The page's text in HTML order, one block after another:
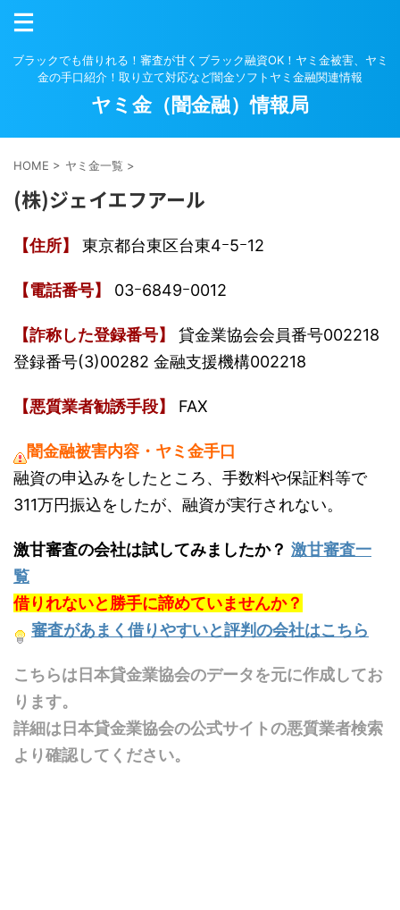
ブラックでも借りれる！審査が甘くブラック融資OK！ヤミ金被害、ヤミ
金の手口紹介！取り立て対応など闇金ソフトヤミ金融関連情報
ヤミ金（闇金融）情報局
HOME > ヤミ金一覧 >
(株)ジェイエフアール
【住所】 東京都台東区台東4ｰ5ｰ12
【電話番号】 03ｰ6849ｰ0012
【詐称した登録番号】
貸金業協会会員番号002218
登録番号(3)00282 金融支援機構002218
【悪質業者勧誘手段】 FAX
闇金融被害内容・ヤミ金手口
融資の申込みをしたところ、手数料や保証料等で
311万円振込をしたが、融資が実行されない。
激甘審査の会社は試してみましたか？ 激甘審査一
覧
借りれないと勝手に諦めていませんか？
審査があまく借りやすいと評判の会社はこちら
こちらは日本貸金業協会のデータを元に作成してお
ります。
詳細は日本貸金業協会の公式サイトの悪質業者検索
より確認してください。